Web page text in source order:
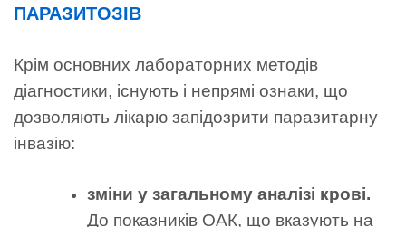
ПАРАЗИТОЗІВ
Крім основних лабораторних методів
діагностики, існують і непрямі ознаки, що
дозволяють лікарю запідозрити паразитарну
інвазію:
зміни у загальному аналізі крові.
До показників ОАК, що вказують на